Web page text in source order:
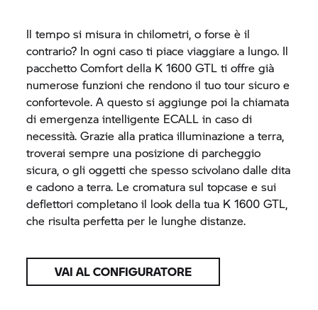
Il tempo si misura in chilometri, o forse è il
contrario? In ogni caso ti piace viaggiare a lungo. Il
pacchetto Comfort della K 1600 GTL ti offre già
numerose funzioni che rendono il tuo tour sicuro e
confortevole. A questo si aggiunge poi la chiamata
di emergenza intelligente ECALL in caso di
necessità. Grazie alla pratica illuminazione a terra,
troverai sempre una posizione di parcheggio
sicura, o gli oggetti che spesso scivolano dalle dita
e cadono a terra. Le cromatura sul topcase e sui
deflettori completano il look della tua K 1600 GTL,
che risulta perfetta per le lunghe distanze.
VAI AL CONFIGURATORE